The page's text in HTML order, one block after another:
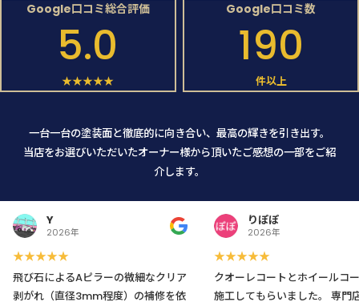
Google口コミ総合評価
5.0
★★★★★
Google口コミ数
190
件以上
一台一台の塗装面と徹底的に向き合い、最高の輝きを引き出す。
当店をお選びいただいたオーナー様から頂いたご感想の一部をご紹
介します。
Y
2026年
★★★★★
飛び石によるAピラーの微細なクリア
剥がれ（直径3mm程度）の補修を依
りぽぽ
2026年
★★★★★
クオーレコートとホイールコ
施工してもらいました。 専門店に依